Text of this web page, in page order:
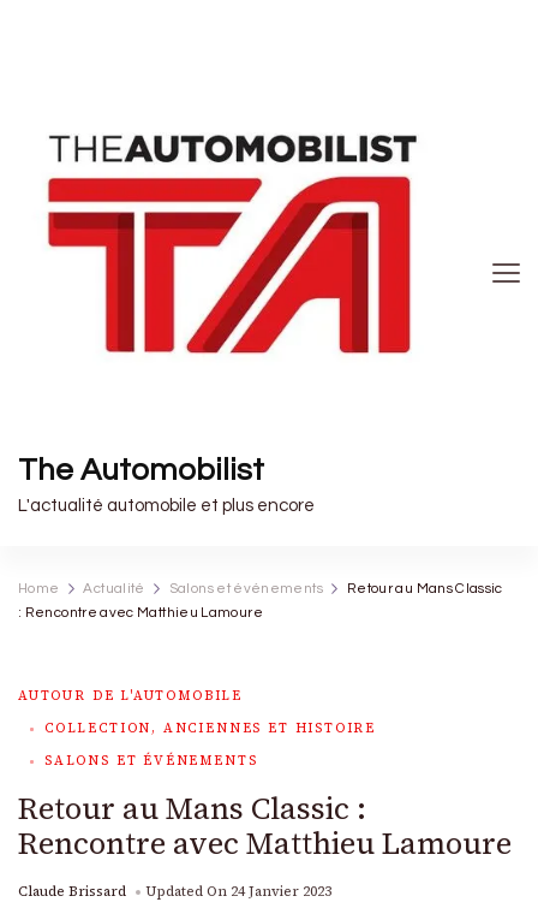
The Automobilist
L'actualité automobile et plus encore
Home Actualité Salons et événements
Retour au Mans Classic
: Rencontre avec Matthieu Lamoure
AUTOUR DE L'AUTOMOBILE
COLLECTION, ANCIENNES ET HISTOIRE
SALONS ET ÉVÉNEMENTS
Retour au Mans Classic :
Rencontre avec Matthieu Lamoure
Claude Brissard Updated On 24 Janvier 2023